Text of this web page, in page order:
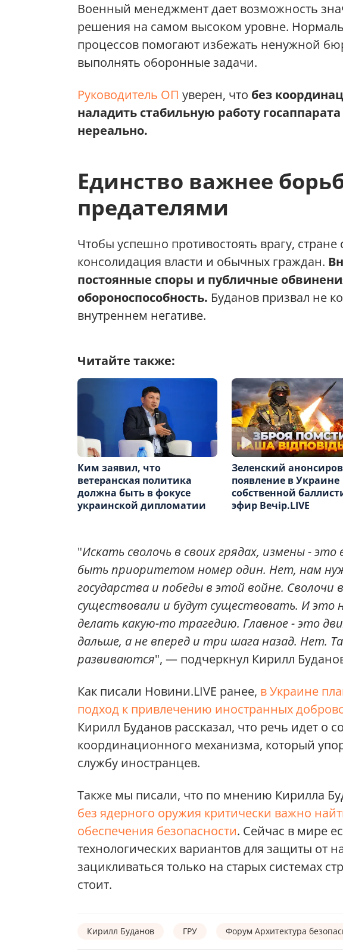
Военный менеджмент дает возможность
решения на самом высоком уровне.
процессов помогают избежать ненужной
выполнять оборонные задачи.
Руководитель ОП уверен, что без
наладить стабильную работу
нереально.
Единство важнее
предателями
Чтобы успешно противостоять врагу,
консолидация власти и обычных граждан.
постоянные споры и публичные
обороноспособность. Буданов призвал не
внутреннем негативе.
Читайте также:
Ким заявил, что
ветеранская политика
должна быть в фокусе
украинской дипломатии
Зеленский
появление в Украине
собственной
эфир Вечір.LIVE
"Искать сволочь в своих грядах, измены -
быть приоритетом номер один. Нет, нам
государства и победы в этой войне. Сволочи
существовали и будут существовать. И это
делать какую-то трагедию. Главное - это
дальше, а не вперед и три шага назад. Нет.
развиваются", — подчеркнул Кирилл
Как писали Новини.LIVE ранее, в Украине
подход к привлечению иностранных
Кирилл Буданов рассказал, что речь идет о
координационного механизма, который
службу иностранцев.
Также мы писали, что по мнению Кирилла
без ядерного оружия критически важно
обеспечения безопасности. Сейчас в мире
технологических вариантов для защиты от
зацикливаться только на старых системах
стоит.
Кирилл Буданов ГРУ Форум Архитектура